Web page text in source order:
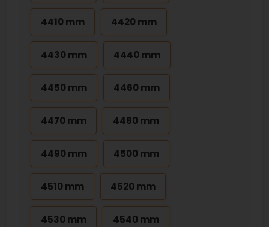
4410 mm 4420 mm
4430 mm 4440 mm
4450 mm 4460 mm
4470 mm 4480 mm
4490 mm 4500 mm
4510 mm 4520 mm
4530 mm 4540 mm